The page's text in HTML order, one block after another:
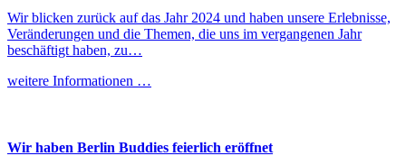
Wir blicken zurück auf das Jahr 2024 und haben unsere Erlebnisse,
Veränderungen und die Themen, die uns im vergangenen Jahr
beschäftigt haben, zu…
weitere Informationen …
Wir haben Berlin Buddies feierlich eröffnet